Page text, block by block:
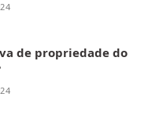
de propriedade do